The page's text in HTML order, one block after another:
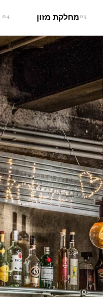
03מחלקת מזון 04